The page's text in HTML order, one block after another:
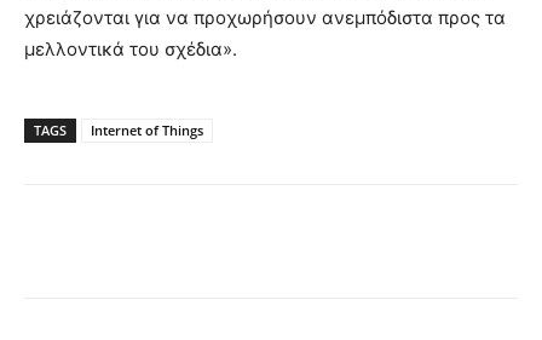
χρειάζονται για να προχωρήσουν ανεμπόδιστα προς τα
μελλοντικά του σχέδια».
TAGS Internet of Things